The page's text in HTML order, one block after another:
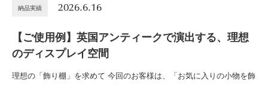
納品実績 2026.6.16
【ご使用例】英国アンティークで演出する、理想
のディスプレイ空間
理想の「飾り棚」を求めて 今回のお客様は、「お気に入りの小物を飾